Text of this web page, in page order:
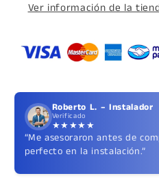
Ver información de la
Roberto L. – Instalador
Verificado
★★★★★
“Me asesoraron antes de
perfecto en la instalación.”